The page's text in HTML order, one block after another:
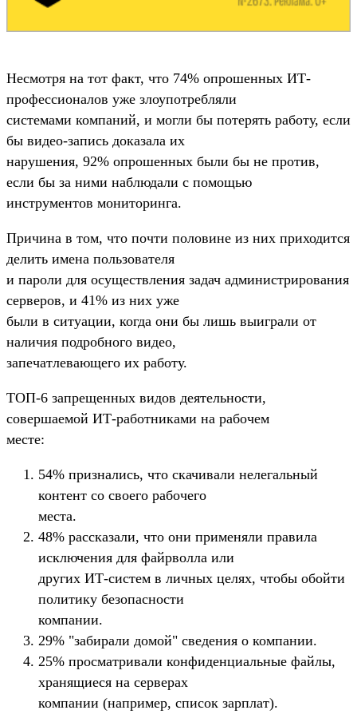
Несмотря на тот факт, что 74% опрошенных ИТ-
профессионалов уже злоупотребляли
системами компаний, и могли бы потерять работу, если
бы видео-запись доказала их
нарушения, 92% опрошенных были бы не против,
если бы за ними наблюдали с помощью
инструментов мониторинга.
Причина в том, что почти половине из них приходится
делить имена пользователя
и пароли для осуществления задач администрирования
серверов, и 41% из них уже
были в ситуации, когда они бы лишь выиграли от
наличия подробного видео,
запечатлевающего их работу.
ТОП-6 запрещенных видов деятельности,
совершаемой ИТ-работниками на рабочем
месте:
54% признались, что скачивали нелегальный
контент со своего рабочего
места.
48% рассказали, что они применяли правила
исключения для файрволла или
других ИТ-систем в личных целях, чтобы обойти
политику безопасности
компании.
29% "забирали домой" сведения о компании.
25% просматривали конфиденциальные файлы,
хранящиеся на серверах
компании (например, список зарплат).